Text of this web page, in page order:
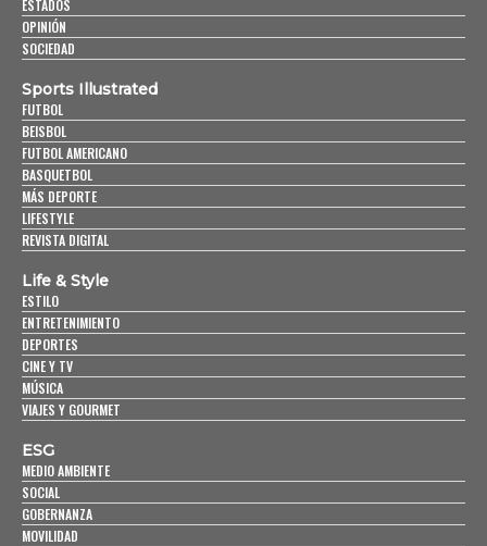
ESTADOS
OPINIÓN
SOCIEDAD
Sports Illustrated
FUTBOL
BEISBOL
FUTBOL AMERICANO
BASQUETBOL
MÁS DEPORTE
LIFESTYLE
REVISTA DIGITAL
Life & Style
ESTILO
ENTRETENIMIENTO
DEPORTES
CINE Y TV
MÚSICA
VIAJES Y GOURMET
ESG
MEDIO AMBIENTE
SOCIAL
GOBERNANZA
MOVILIDAD